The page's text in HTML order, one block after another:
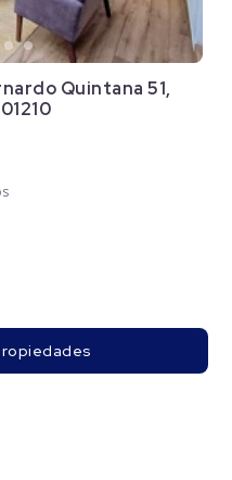
Quintana 51,